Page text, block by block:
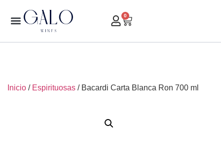
0
Inicio / Espirituosas / Bacardi Carta Blanca Ron 700 ml